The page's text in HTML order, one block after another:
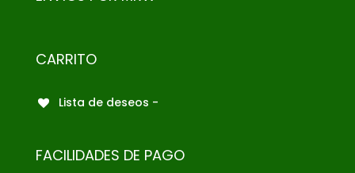
CARRITO
Lista de deseos -
FACILIDADES DE PAGO